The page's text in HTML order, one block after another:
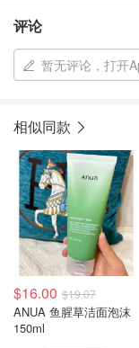
评论
暂无评论，打开
相似同款
$16.00 $19.07
ANUA 鱼腥草洁面泡沫
150ml